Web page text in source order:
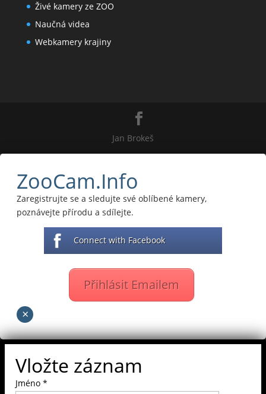
Živé kamery ze ZOO
Naučná videa
Webkamery krajiny
Jan Brokeš
ZooCam.Info
Zaregistrujte se a sledujte své oblíbené kamery,
poznávejte přírodu a sdílejte.
Connect with Facebook
Přihlásit Emailem
×
Vložte záznam
Jméno *